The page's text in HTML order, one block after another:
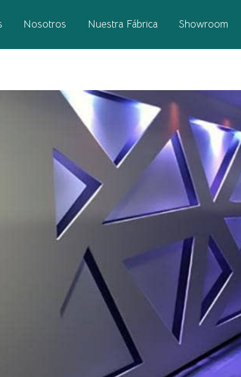
Nosotros Nuestra Fábrica Showroom